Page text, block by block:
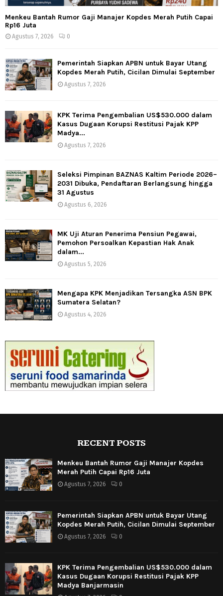
Menkeu Bantah Rumor Gaji Manajer Kopdes Merah Putih Capai
Rp16 Juta
Agustus 7, 2026 0
Pemerintah Siapkan APBN untuk Bayar Utang
Kopdes Merah Putih, Cicilan Dimulai September
Agustus 7, 2026
KPK Terima Pengembalian US$530.000 dalam
Kasus Dugaan Korupsi Restitusi Pajak KPP
Madya...
Agustus 7, 2026
Seleksi Pimpinan BAZNAS Kaltim Periode 2026–
2031 Dibuka, Pendaftaran Berlangsung hingga
31 Agustus
Agustus 6, 2026
MK Uji Aturan Penerima Pensiun Pegawai,
Pemohon Persoalkan Kepastian Hak Anak
dalam...
Agustus 5, 2026
Mengapa KPK Menjadikan Tersangka ASN BPK
Sumatera Selatan?
Agustus 4, 2026
RECENT POSTS
Menkeu Bantah Rumor Gaji Manajer Kopdes
Merah Putih Capai Rp16 Juta
Agustus 7, 2026 0
Pemerintah Siapkan APBN untuk Bayar Utang
Kopdes Merah Putih, Cicilan Dimulai September
Agustus 7, 2026 0
KPK Terima Pengembalian US$530.000 dalam
Kasus Dugaan Korupsi Restitusi Pajak KPP
Madya Banjarmasin